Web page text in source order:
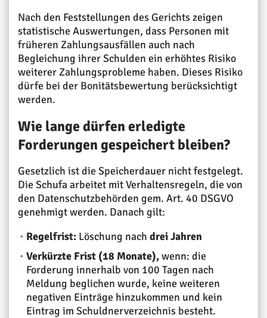
Nach den Feststellungen des Gerichts zeigen
statistische Auswertungen, dass Personen mit
früheren Zahlungsausfällen auch nach
Begleichung ihrer Schulden ein erhöhtes Risiko
weiterer Zahlungsprobleme haben. Dieses Risiko
dürfe bei der Bonitätsbewertung berücksichtigt
werden.
Wie lange dürfen erledigte
Forderungen gespeichert bleiben?
Gesetzlich ist die Speicherdauer nicht festgelegt.
Die Schufa arbeitet mit Verhaltensregeln, die von
den Datenschutzbehörden gem. Art. 40 DSGVO
genehmigt werden. Danach gilt:
Regelfrist: Löschung nachdrei Jahren
Verkürzte Frist (18 Monate),wenn: die
Forderung innerhalb von 100 Tagen nach
Meldung beglichen wurde, keine weiteren
negativen Einträge hinzukommen und kein
Eintrag im Schuldnerverzeichnis besteht.